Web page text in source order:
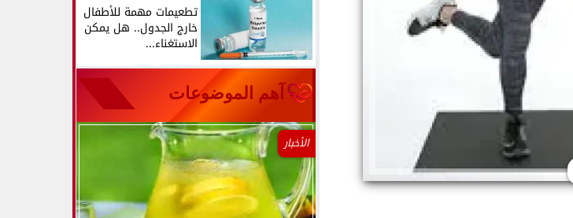
تطعيمات مهمة للأطفال
خارج الجدول.. هل يمكن
الاستغناء...
آهم الموضوعات
الأخبار